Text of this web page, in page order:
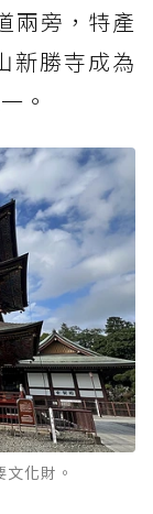
兩旁，特產
新勝寺成為
。
化財。